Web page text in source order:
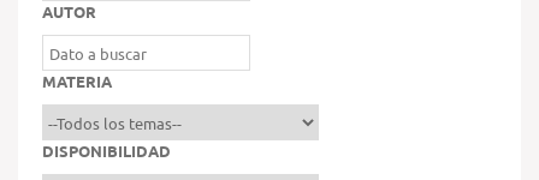
AUTOR
MATERIA
DISPONIBILIDAD